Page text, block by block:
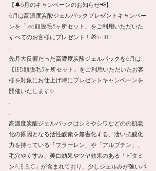
【🔔6月のキャンペーンのお知らせ📢】
6月は高濃度炭酸ジェルパックプレゼントキャンペー
ンを「Led顔脱毛5ヶ所セット」をご利用いただいた
すべてのお客様にプレゼント！🎁✨💆🏻‍♀️
.
先月大反響だった高濃度炭酸ジェルパックを6月は
【LED顔脱毛5ヶ所セット」をご利用いただいたお客
様を対象にお仕上げ時にプレゼントキャンペーンを
開催いたします✨
.
.
高濃度炭酸ジェルパックはシミやシワなどのの肌老
化の原因となる活性酸素を無害化する、凄い抗酸化
力を持っている「フラーレン」や「アルブチン」、
毛穴やくすみ、美白効果やツヤ効果のある「ビタミ
ンA.E.B.C」が含まれており、少しジェルみが強いパ